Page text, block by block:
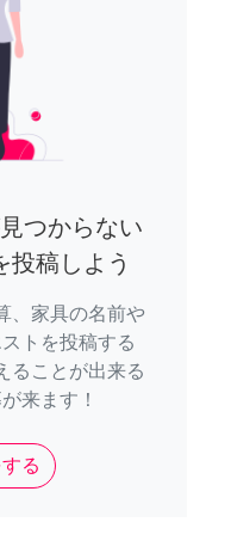
つからない
投稿しよう
、家具の名前や
トを投稿する
ることが出来る
来ます！
る